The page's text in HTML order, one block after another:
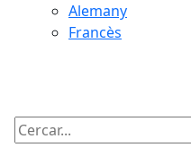
Alemany
Francès
Cercar: